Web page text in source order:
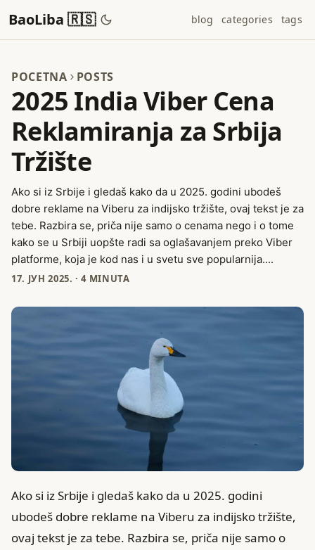
BaoLiba 🇷🇸 blog categories tags
POCETNA POSTS
2025 India Viber Cena
Reklamiranja za Srbija
Tržište
Ako si iz Srbije i gledaš kako da u 2025. godini ubodeš
dobre reklame na Viberu za indijsko tržište, ovaj tekst je za
tebe. Razbira se, priča nije samo o cenama nego i o tome
kako se u Srbiji uopšte radi sa oglašavanjem preko Viber
platforme, koja je kod nas i u svetu sve popularnija....
17. ЈУН 2025. ·4 MINUTA
Ako si iz Srbije i gledaš kako da u 2025. godini
ubodeš dobre reklame na Viberu za indijsko tržište,
ovaj tekst je za tebe. Razbira se, priča nije samo o